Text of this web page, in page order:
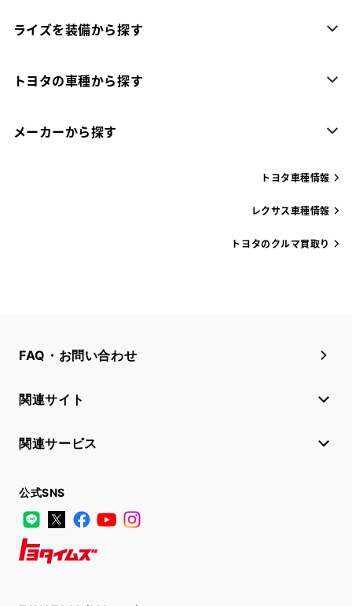
ライズを装備から探す
トヨタの車種から探す
メーカーから探す
トヨタ車種情報
レクサス車種情報
トヨタのクルマ買取り
FAQ・お問い合わせ
関連サイト
関連サービス
公式SNS
LINE
X FacebookYouTube